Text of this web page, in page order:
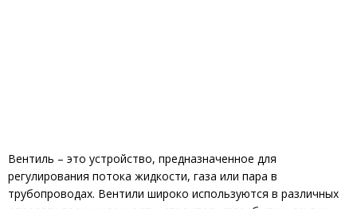
Вентиль – это устройство, предназначенное для
регулирования потока жидкости, газа или пара в
трубопроводах. Вентили широко используются в различных